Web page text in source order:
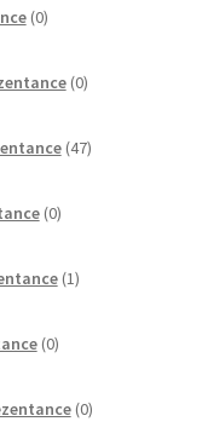
0izdelkov
0izdelkov
47izdelkov
0izdelkov
1izdelek
0izdelkov
0izdelkov